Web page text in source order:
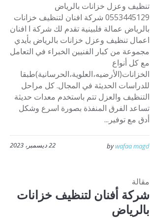
تنظيف وعزل خزانات بالرياض
0553445129 شركة افنان لتنظيف خزانات
بالرياض عمالة فلبينية تقدم لك شركة ا افنان
اعمال تنظيف وعزل خزانات بالرياض بأيدي
مجموعة من كبار الفنيين الخبراء في التعامل
مع كل أنواع
الخزانات(الأرضيه،العلوية،الحرسانية)طبقا
للدراسات الحديثة في المجال. كل مراحل
التنظيف والعزل تتم باستخدم معدات حديثة
تساعد الفرق المنفذة بصورة اسرع وشكل
أدق مع توفير...
22 ديسمبر، 2023 bywafaa magd
مقالة
شركة أفنان لتنظيف خزانات
بالرياض